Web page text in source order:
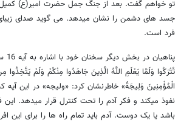
تو خواهم گفت. بعد از جنگ جمل حضرت امیر(ع) کمیل
جسد های دشمن را نشان می​دهد. می گوید صدای
فرد است.
تُتْرَکُوا وَلَمَّا یَعْلَمِ اللَّهُ الَّذِینَ جَاهَدُوا مِنْکُمْ وَلَمْ یَتَّخِذُوا
الْمُؤْمِنِینَ وَلِیجَةً» خاطرنشان کرد: «ولیجه» در این
نفوذ می​کند و فکر آدم را تحت کنترل قرار می​دهد.
باشد یا یک دوست. آدم باید تمام راه ها را برای این